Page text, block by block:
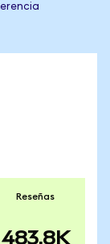
Reseñas
483.8K